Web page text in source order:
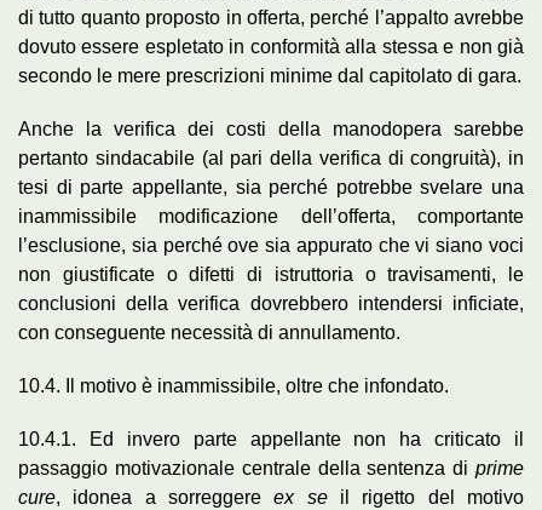
di tutto quanto proposto in offerta, perché l’appalto avrebbe
dovuto essere espletato in conformità alla stessa e non già
secondo le mere prescrizioni minime dal capitolato di gara.
Anche la verifica dei costi della manodopera sarebbe
pertanto sindacabile (al pari della verifica di congruità), in
tesi di parte appellante, sia perché potrebbe svelare una
inammissibile modificazione dell’offerta, comportante
l’esclusione, sia perché ove sia appurato che vi siano voci
non giustificate o difetti di istruttoria o travisamenti, le
conclusioni della verifica dovrebbero intendersi inficiate,
con conseguente necessità di annullamento.
10.4. Il motivo è inammissibile, oltre che infondato.
10.4.1. Ed invero parte appellante non ha criticato il
passaggio motivazionale centrale della sentenza di prime
cure, idonea a sorreggereex seil rigetto del motivo